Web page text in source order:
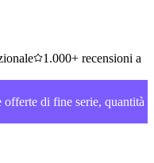
1.000+ recensioni a
di fine serie, quantità